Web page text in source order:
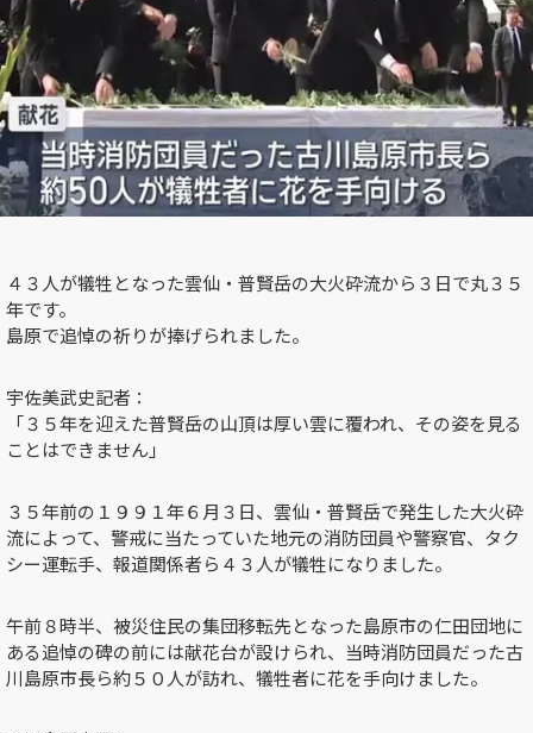
４３人が犠牲となった雲仙・普賢岳の大火砕流から３日で丸３５
年です。
島原で追悼の祈りが捧げられました。
宇佐美武史記者：
「３５年を迎えた普賢岳の山頂は厚い雲に覆われ、その姿を見る
ことはできません」
３５年前の１９９１年６月３日、雲仙・普賢岳で発生した大火砕
流によって、警戒に当たっていた地元の消防団員や警察官、タク
シー運転手、報道関係者ら４３人が犠牲になりました。
午前８時半、被災住民の集団移転先となった島原市の仁田団地に
ある追悼の碑の前には献花台が設けられ、当時消防団員だった古
川島原市長ら約５０人が訪れ、犠牲者に花を手向けました。